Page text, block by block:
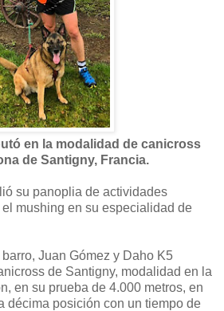
en la modalidad de canicross
de Santigny, Francia.
su panoplia de actividades
mushing en su especialidad de
Juan Gómez y Daho K5
de Santigny, modalidad en la
en su prueba de 4.000 metros, en
décima posición con un tiempo de